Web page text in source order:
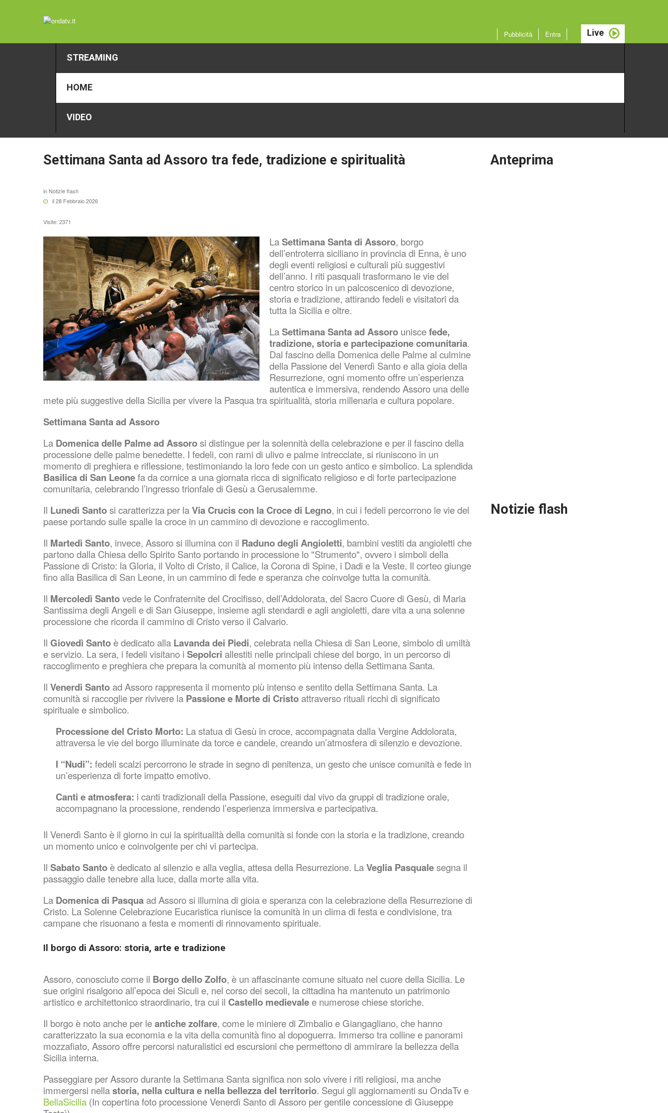
Live
Pubblicità Entra
STREAMING
HOME
VIDEO
Settimana Santa ad Assoro tra fede, tradizione e spiritualità
in Notizie flash
il 28 Febbraio 2026
Visite: 2371
LaSettimana Santa di Assoro, borgo
dell’entroterra siciliano in provincia di Enna, è uno
degli eventi religiosi e culturali più suggestivi
dell’anno. I riti pasquali trasformano le vie del
centro storico in un palcoscenico di devozione,
storia e tradizione, attirando fedeli e visitatori da
tutta la Sicilia e oltre.
LaSettimana Santa ad Assorouniscefede,
tradizione, storia e partecipazione comunitaria.
Dal fascino della Domenica delle Palme al culmine
della Passione del Venerdì Santo e alla gioia della
Resurrezione, ogni momento offre un’esperienza
autentica e immersiva, rendendo Assoro una delle
mete più suggestive della Sicilia per vivere la Pasqua tra spiritualità, storia millenaria e cultura popolare.
Settimana Santa ad Assoro
La Domenica delle Palme ad Assorosi distingue per la solennità della celebrazione e per il fascino della
processione delle palme benedette. I fedeli, con rami di ulivo e palme intrecciate, si riuniscono in un
momento di preghiera e riflessione, testimoniando la loro fede con un gesto antico e simbolico. La splendida
Basilica di San Leonefa da cornice a una giornata ricca di significato religioso e di forte partecipazione
comunitaria, celebrando l’ingresso trionfale di Gesù a Gerusalemme.
Il Lunedì Santosi caratterizza per laVia Crucis con la Croce di Legno, in cui i fedeli percorrono le vie del
paese portando sulle spalle la croce in un cammino di devozione e raccoglimento.
Il Martedì Santo, invece, Assoro si illumina con il Raduno degli Angioletti, bambini vestiti da angioletti che
partono dalla Chiesa dello Spirito Santo portando in processione lo "Strumento", ovvero i simboli della
Passione di Cristo: la Gloria, il Volto di Cristo, il Calice, la Corona di Spine, i Dadi e la Veste. Il corteo giunge
fino alla Basilica di San Leone, in un cammino di fede e speranza che coinvolge tutta la comunità.
Il Mercoledì Santovede le Confraternite del Crocifisso, dell’Addolorata, del Sacro Cuore di Gesù, di Maria
Santissima degli Angeli e di San Giuseppe, insieme agli stendardi e agli angioletti, dare vita a una solenne
processione che ricorda il cammino di Cristo verso il Calvario.
Il Giovedì Santoè dedicato alla Lavanda dei Piedi, celebrata nella Chiesa di San Leone, simbolo di umiltà
e servizio. La sera, i fedeli visitano i Sepolcri allestiti nelle principali chiese del borgo, in un percorso di
raccoglimento e preghiera che prepara la comunità al momento più intenso della Settimana Santa.
Il Venerdì Santo ad Assoro rappresenta il momento più intenso e sentito della Settimana Santa. La
comunità si raccoglie per rivivere la Passione e Morte di Cristo attraverso rituali ricchi di significato
spirituale e simbolico.
Processione del Cristo Morto: La statua di Gesù in croce, accompagnata dalla Vergine Addolorata,
attraversa le vie del borgo illuminate da torce e candele, creando un’atmosfera di silenzio e devozione.
I “Nudi”: fedeli scalzi percorrono le strade in segno di penitenza, un gesto che unisce comunità e fede in
un’esperienza di forte impatto emotivo.
Canti e atmosfera: i canti tradizionali della Passione, eseguiti dal vivo da gruppi di tradizione orale,
accompagnano la processione, rendendo l’esperienza immersiva e partecipativa.
Il Venerdì Santo è il giorno in cui la spiritualità della comunità si fonde con la storia e la tradizione, creando
un momento unico e coinvolgente per chi vi partecipa.
Il Sabato Santoè dedicato al silenzio e alla veglia, attesa della Resurrezione. LaVeglia Pasqualesegna il
passaggio dalle tenebre alla luce, dalla morte alla vita.
La Domenica di Pasqua ad Assoro si illumina di gioia e speranza con la celebrazione della Resurrezione di
Cristo. La Solenne Celebrazione Eucaristica riunisce la comunità in un clima di festa e condivisione, tra
campane che risuonano a festa e momenti di rinnovamento spirituale.
Il borgo di Assoro: storia, arte e tradizione
Assoro, conosciuto come il Borgo dello Zolfo, è un affascinante comune situato nel cuore della Sicilia. Le
sue origini risalgono all’epoca dei Siculi e, nel corso dei secoli, la cittadina ha mantenuto un patrimonio
artistico e architettonico straordinario, tra cui il Castello medievalee numerose chiese storiche.
Il borgo è noto anche per leantiche zolfare, come le miniere di Zimbalio e Giangagliano, che hanno
caratterizzato la sua economia e la vita della comunità fino al dopoguerra. Immerso tra colline e panorami
mozzafiato, Assoro offre percorsi naturalistici ed escursioni che permettono di ammirare la bellezza della
Sicilia interna.
Passeggiare per Assoro durante la Settimana Santa significa non solo vivere i riti religiosi, ma anche
immergersi nellastoria, nella cultura e nella bellezza del territorio. Segui gli aggiornamenti su OndaTv e
BellaSicilia (In copertina foto processione Venerdì Santo di Assoro per gentile concessione di Giuseppe
Anteprima
Notizie flash